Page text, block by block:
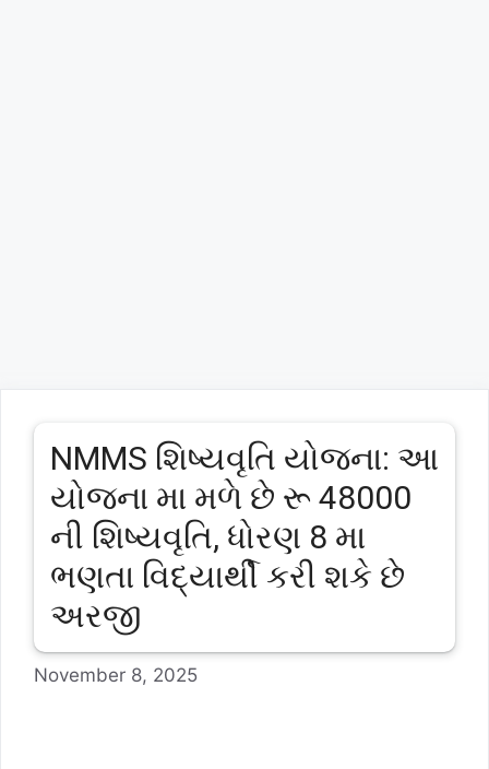
NMMS શિષ્યવૃતિ યોજના: આ
યોજના મા મળે છે રૂ 48000
ની શિષ્યવૃતિ, ધોરણ 8 મા
ભણતા વિદ્યાર્થી કરી શકે છે
અરજી
November 8, 2025